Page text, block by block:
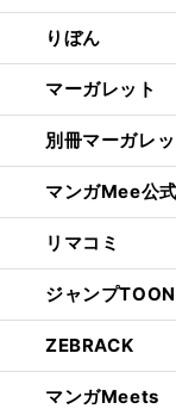
りぼん
マーガレット
別冊マーガレッ
マンガMee公
リマコミ
ジャンプTOON
ZEBRACK
マンガMeets